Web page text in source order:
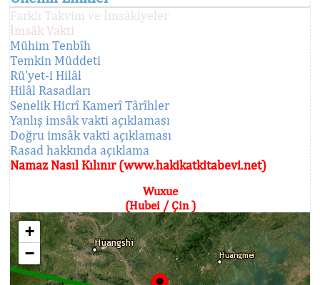
Farklı Takvim ve İmsâkiyeler
İmsâk Vakti
Mühim Tenbîh
Temkin Müddeti
Rü'yet-i Hilâl
Hilâl Rasadları
Senelik Hicrî Kamerî Târîhler
Yanlış imsâk vakti açıklaması
Doğru imsâk vakti açıklaması
Rasad hakkında açıklama
Namaz Nasıl Kılınır (www.hakikatkitabevi.net)
Wuxue
(Hubei / Çin )
+
−